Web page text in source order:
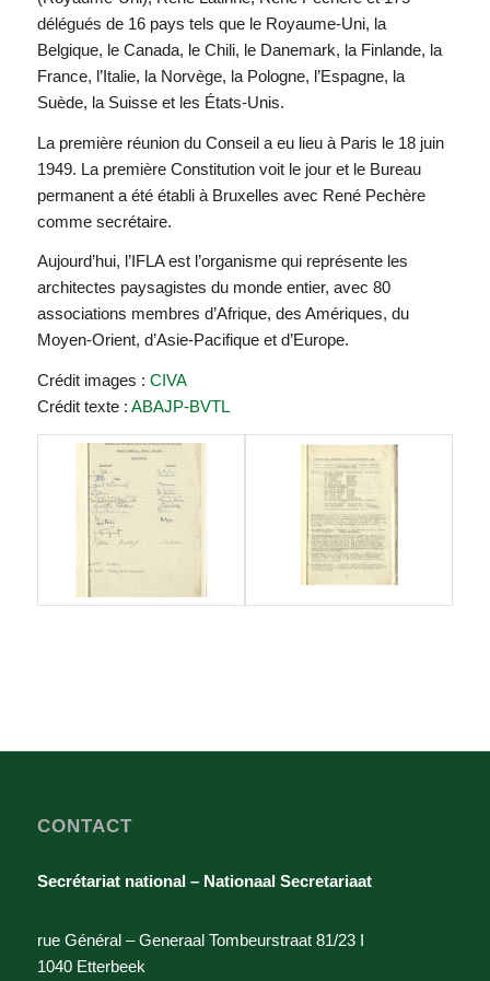
délégués de 16 pays tels que le Royaume-Uni, la
Belgique, le Canada, le Chili, le Danemark, la Finlande, la
France, l’Italie, la Norvège, la Pologne, l’Espagne, la
Suède, la Suisse et les États-Unis.
La première réunion du Conseil a eu lieu à Paris le 18 juin
1949. La première Constitution voit le jour et le Bureau
permanent a été établi à Bruxelles avec René Pechère
comme secrétaire.
Aujourd’hui, l’IFLA est l’organisme qui représente les
architectes paysagistes du monde entier, avec 80
associations membres d’Afrique, des Amériques, du
Moyen-Orient, d’Asie-Pacifique et d’Europe.
Crédit images : CIVA
Crédit texte : ABAJP-BVTL
CONTACT
Secrétariat national – Nationaal Secretariaat
rue Général – Generaal Tombeurstraat 81/23 I
1040 Etterbeek